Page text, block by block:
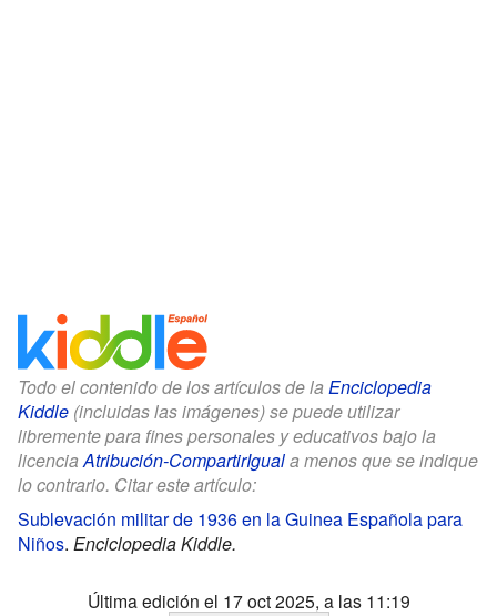
Todo el contenido de los artículos de la Enciclopedia
Kiddle (incluidas las imágenes) se puede utilizar
libremente para fines personales y educativos bajo la
licenciaAtribución-CompartirIguala menos que se indique
lo contrario. Citar este artículo:
Sublevación militar de 1936 en la Guinea Española para
Niños. Enciclopedia Kiddle.
Última edición el 17 oct 2025, a las 11:19